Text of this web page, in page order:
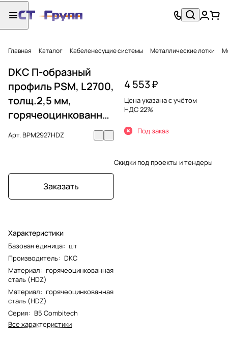
Главная Каталог Кабеленесущие системы Металлические лотки
DKC П-образный
профиль PSM, L2700,
толщ.2,5 мм,
горячеоцинкованный
Арт.BPM2927HDZ
Заказать
Характеристики
Базовая единица: шт
Производитель: DKC
Материал: горячеоцинкованная
сталь (HDZ)
Материал: горячеоцинкованная
сталь (HDZ)
Серия: B5 Combitech
Все характеристики
4 553 ₽
Цена указана с учётом
НДС 22%
Под заказ
Скидки под проекты и тендеры